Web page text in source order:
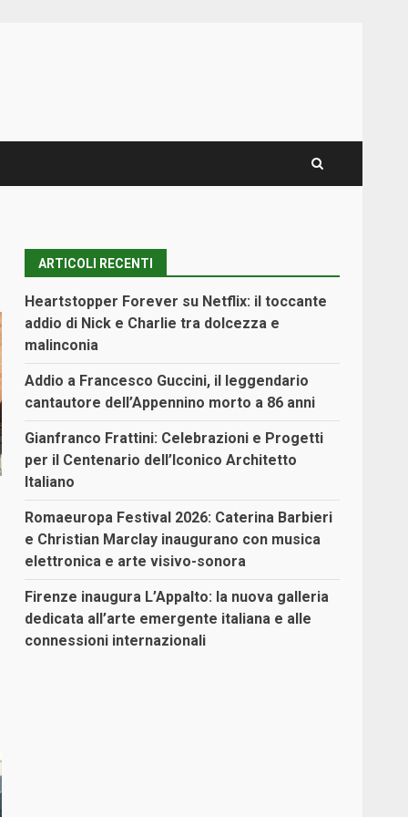
ARTICOLI RECENTI
Heartstopper Forever su Netflix: il toccante
addio di Nick e Charlie tra dolcezza e
malinconia
Addio a Francesco Guccini, il leggendario
cantautore dell’Appennino morto a 86 anni
Gianfranco Frattini: Celebrazioni e Progetti
per il Centenario dell’Iconico Architetto
Italiano
Romaeuropa Festival 2026: Caterina Barbieri
e Christian Marclay inaugurano con musica
elettronica e arte visivo-sonora
Firenze inaugura L’Appalto: la nuova galleria
dedicata all’arte emergente italiana e alle
connessioni internazionali